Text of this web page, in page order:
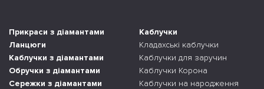
Прикраси з діамантами
Ланцюги
Каблучки з діамантами
Обручки з діамантами
Сережки з діамантами
Каблучки
Кладахські каблучки
Каблучки для заручин
Каблучки Корона
Каблучки на народження